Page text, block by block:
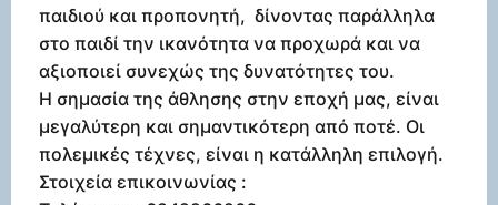
παιδιού και προπονητή, δίνοντας παράλληλα
στο παιδί την ικανότητα να προχωρά και να
αξιοποιεί συνεχώς της δυνατότητες του.
Η σημασία της άθλησης στην εποχή μας, είναι
μεγαλύτερη και σημαντικότερη από ποτέ. Οι
πολεμικές τέχνες, είναι η κατάλληλη επιλογή.
Στοιχεία επικοινωνίας :